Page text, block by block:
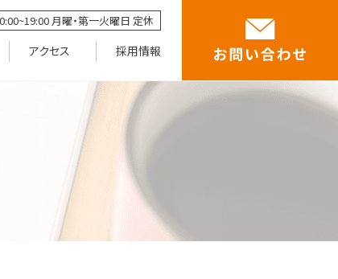
月曜・第一火曜日 定休
アクセス 採用情報